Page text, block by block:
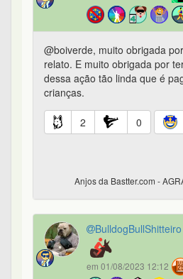
@boiverde, muito obrigada
relato. E muito obrigada por
dessa ação tão linda que é
crianças.
2 0
Anjos da Bastter.com -
BulldogBullShitteiro
em 01/08/2023 12:12